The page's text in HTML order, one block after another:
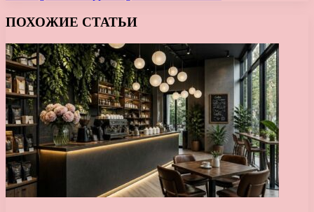
ПОХОЖИЕ СТАТЬИ